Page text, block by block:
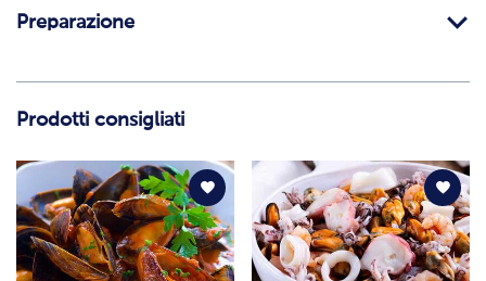
Preparazione
Prodotti consigliati